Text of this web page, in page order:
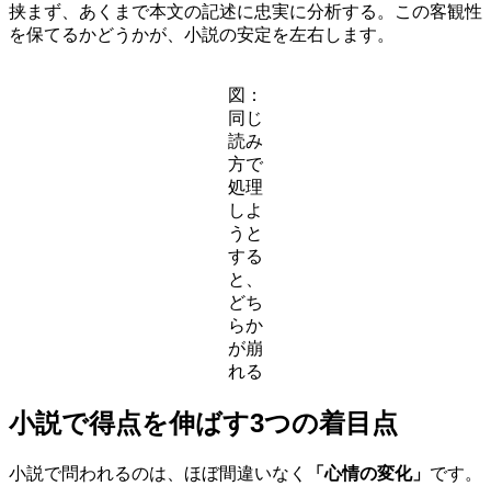
挟まず、あくまで本文の記述に忠実に分析する。この客観性
を保てるかどうかが、小説の安定を左右します。
図：
同じ
読み
方で
処理
しよ
うと
する
と、
どち
らか
が崩
れる
小説で得点を伸ばす3つの着目点
小説で問われるのは、ほぼ間違いなく 「心情の変化」 です。